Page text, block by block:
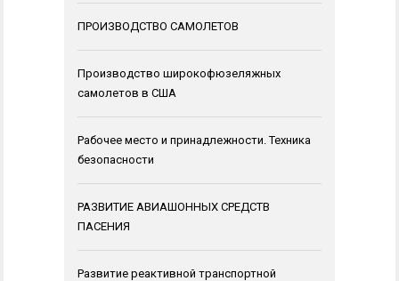
ПРОИЗВОДСТВО САМОЛЕТОВ
Производство широкофюзеляжных
самолетов в США
Рабочее место и принадлежности. Техника
безопасности
РАЗВИТИЕ АВИАШОННЫХ СРЕДСТВ
ПАСЕНИЯ
Развитие реактивной транспортной